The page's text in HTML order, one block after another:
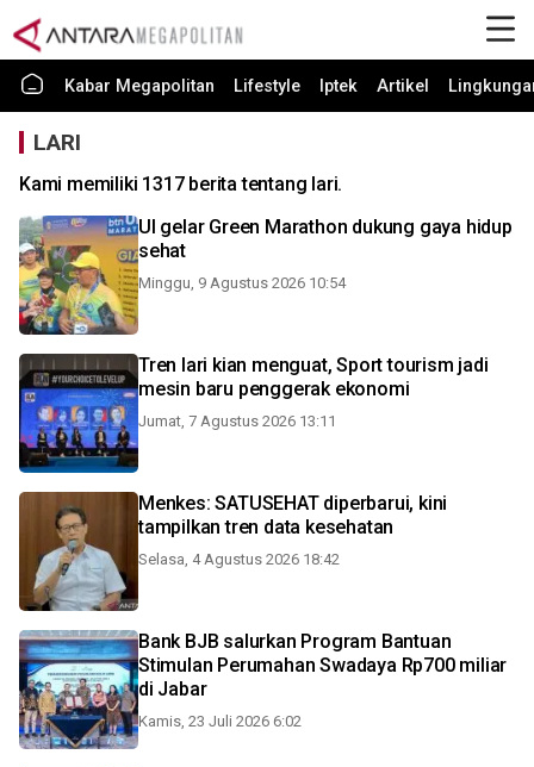
Kabar Megapolitan Lifestyle Iptek Artikel
LARI
Kami memiliki 1317 berita tentang lari.
UI gelar Green Marathon dukung gaya hidup
sehat
Minggu, 9 Agustus 2026 10:54
Tren lari kian menguat, Sport tourism jadi
mesin baru penggerak ekonomi
Jumat, 7 Agustus 2026 13:11
Menkes: SATUSEHAT diperbarui, kini
tampilkan tren data kesehatan
Selasa, 4 Agustus 2026 18:42
Bank BJB salurkan Program Bantuan
Stimulan Perumahan Swadaya Rp700 miliar
di Jabar
Kamis, 23 Juli 2026 6:02